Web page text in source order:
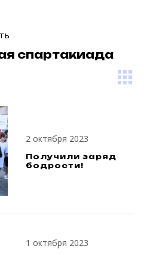
спартакиада
2 октября 2023
Получили заряд
бодрости!
1 октября 2023